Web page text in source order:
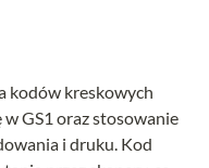
kodów kreskowych
GS1 oraz stosowanie
i druku. Kod